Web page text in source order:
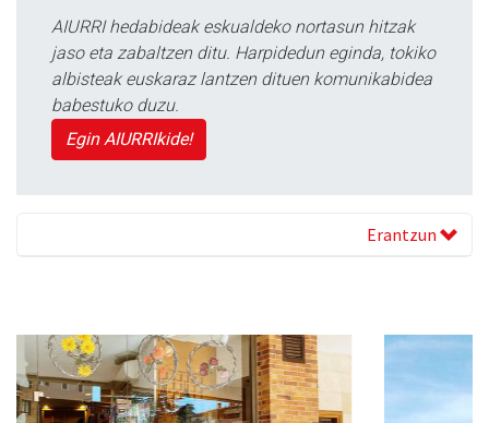
AIURRI hedabideak eskualdeko nortasun hitzak
jaso eta zabaltzen ditu. Harpidedun eginda, tokiko
albisteak euskaraz lantzen dituen komunikabidea
babestuko duzu.
Egin AIURRIkide!
Erantzun